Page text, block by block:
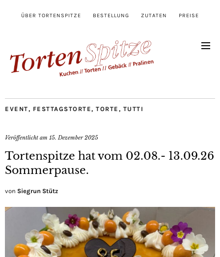
ÜBER TORTENSPITZE BESTELLUNG ZUTATEN PREISE
EVENT, FESTTAGSTORTE, TORTE , TUTTI
Veröffentlicht am 15. Dezember 2025
Tortenspitze hat vom 02.08.- 13.09.26
Sommerpause.
von Siegrun Stütz